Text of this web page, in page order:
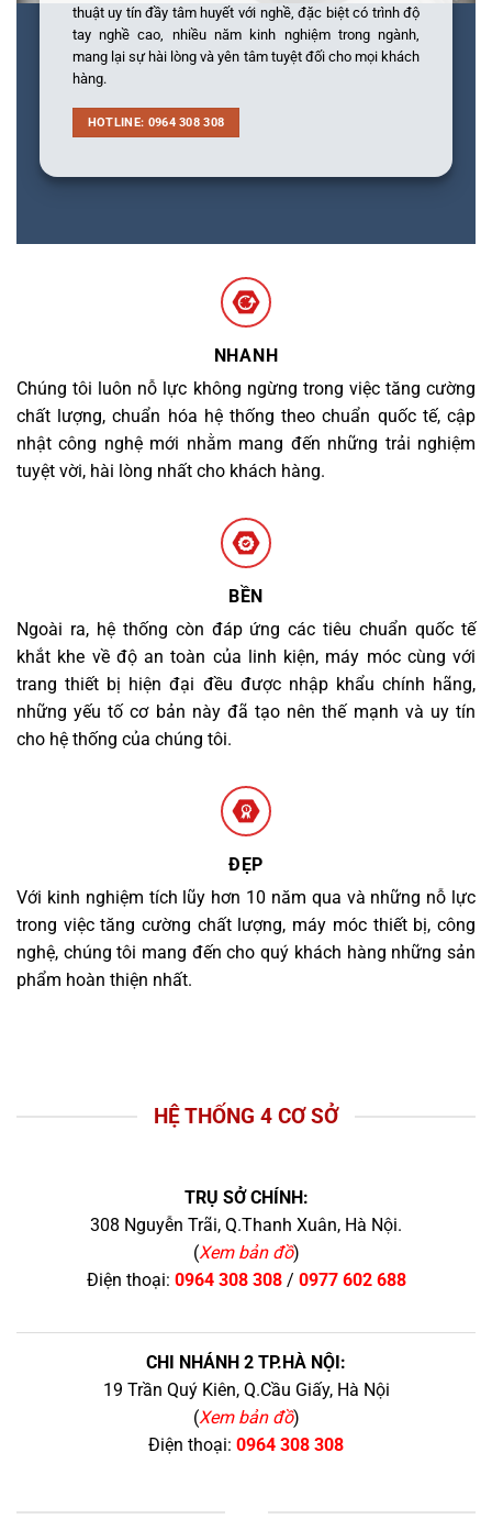
thuật uy tín đầy tâm huyết với nghề, đặc biệt có trình độ
tay nghề cao, nhiều năm kinh nghiệm trong ngành,
mang lại sự hài lòng và yên tâm tuyệt đối cho mọi khách
hàng.
HOTLINE: 0964 308 308
NHANH
Chúng tôi luôn nỗ lực không ngừng trong việc tăng cường
chất lượng, chuẩn hóa hệ thống theo chuẩn quốc tế, cập
nhật công nghệ mới nhằm mang đến những trải nghiệm
tuyệt vời, hài lòng nhất cho khách hàng.
BỀN
Ngoài ra, hệ thống còn đáp ứng các tiêu chuẩn quốc tế
khắt khe về độ an toàn của linh kiện, máy móc cùng với
trang thiết bị hiện đại đều được nhập khẩu chính hãng,
những yếu tố cơ bản này đã tạo nên thế mạnh và uy tín
cho hệ thống của chúng tôi.
ĐẸP
Với kinh nghiệm tích lũy hơn 10 năm qua và những nỗ lực
trong việc tăng cường chất lượng, máy móc thiết bị, công
nghệ, chúng tôi mang đến cho quý khách hàng những sản
phẩm hoàn thiện nhất.
HỆ THỐNG 4 CƠ SỞ
TRỤ SỞ CHÍNH:
308 Nguyễn Trãi, Q.Thanh Xuân, Hà Nội.
(Xem bản đồ)
Điện thoại: 0964 308 308/ 0977 602 688
CHI NHÁNH 2 TP.HÀ NỘI:
19 Trần Quý Kiên, Q.Cầu Giấy, Hà Nội
(Xem bản đồ)
Điện thoại: 0964 308 308